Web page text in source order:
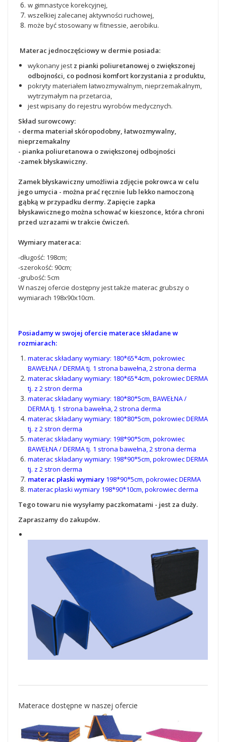
w gimnastyce korekcyjnej,
wszelkiej zalecanej aktywności ruchowej,
może być stosowany w fitnessie, aerobiku.
Materac jednoczęściowy w dermie posiada:
wykonany jest z pianki poliuretanowej o zwiększonej
odbojności, co podnosi komfort korzystania z produktu,
pokryty materiałem łatwozmywalnym, nieprzemakalnym,
wytrzymałym na przetarcia,
jest wpisany do rejestru wyrobów medycznych.
Skład surowcowy:
- derma materiał skóropodobny, łatwozmywalny,
nieprzemakalny
- pianka poliuretanowa o zwiększonej odbojności
-zamek błyskawiczny.
Zamek błyskawiczny umożliwia zdjęcie pokrowca w celu
jego umycia - można prać ręcznie lub lekko namoczoną
gąbką w przypadku dermy. Zapięcie zapka
błyskawicznego można schować w kieszonce, która chroni
przed uzrazami w trakcie ćwiczeń.
Wymiary materaca:
-długość: 198cm;
-szerokość: 90cm;
-grubość: 5cm
W naszej ofercie dostępny jest także materac grubszy o
wymiarach 198x90x10cm.
Posiadamy w swojej ofercie materace składane w
rozmiarach:
materac składany wymiary: 180*65*4cm, pokrowiec
BAWEŁNA / DERMA tj. 1 strona bawełna, 2 strona derma
materac składany wymiary: 180*65*4cm, pokrowiec DERMA
tj. z 2 stron derma
materac składany wymiary: 180*80*5cm, BAWEŁNA /
DERMA tj. 1 strona bawełna, 2 strona derma
materac składany wymiary: 180*80*5cm, pokrowiec DERMA
tj. z 2 stron derma
materac składany wymiary: 198*90*5cm, pokrowiec
BAWEŁNA / DERMA tj. 1 strona bawełna, 2 strona derma
materac składany wymiary: 198*90*5cm, pokrowiec DERMA
tj. z 2 stron derma
materac płaski wymiary 198*90*5cm, pokrowiec DERMA
materac płaski wymiary 198*90*10cm, pokrowiec derma
Tego towaru nie wysyłamy paczkomatami - jest za duży.
Zapraszamy do zakupów.
Materace dostępne w naszej ofercie